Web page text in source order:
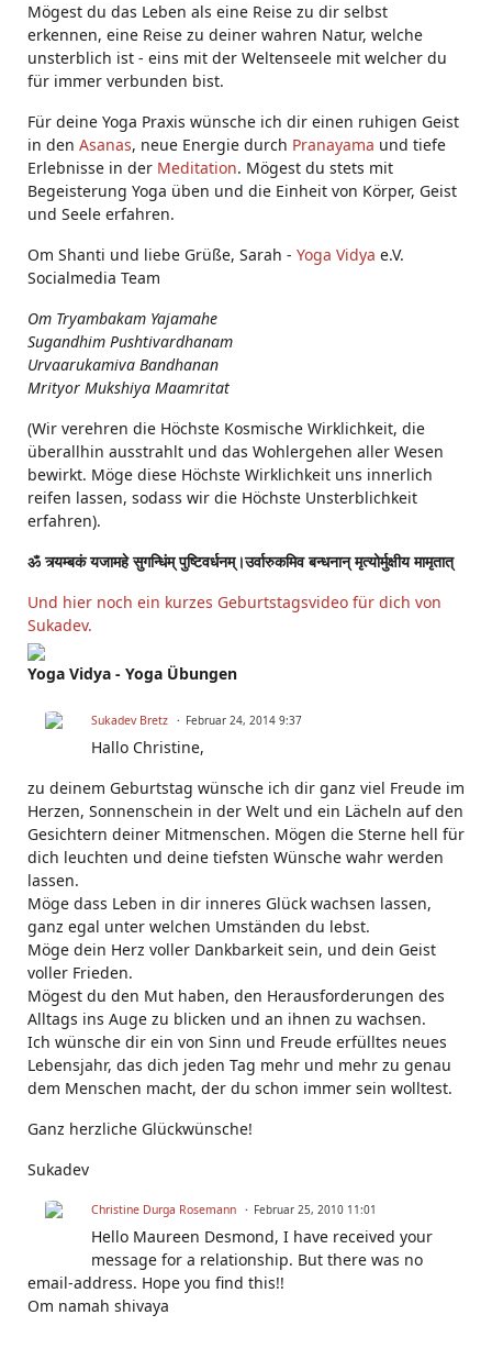
Mögest du das Leben als eine Reise zu dir selbst
erkennen, eine Reise zu deiner wahren Natur, welche
unsterblich ist - eins mit der Weltenseele mit welcher du
für immer verbunden bist.
Für deine Yoga Praxis wünsche ich dir einen ruhigen Geist
in den Asanas, neue Energie durch Pranayama und tiefe
Erlebnisse in der Meditation. Mögest du stets mit
Begeisterung Yoga üben und die Einheit von Körper, Geist
und Seele erfahren.
Om Shanti und liebe Grüße, Sarah - Yoga Vidya e.V.
Socialmedia Team
Om Tryambakam Yajamahe
Sugandhim Pushtivardhanam
Urvaarukamiva Bandhanan
Mrityor Mukshiya Maamritat
(Wir verehren die Höchste Kosmische Wirklichkeit, die
überallhin ausstrahlt und das Wohlergehen aller Wesen
bewirkt. Möge diese Höchste Wirklichkeit uns innerlich
reifen lassen, sodass wir die Höchste Unsterblichkeit
erfahren).
ॐ त्र्यम्बकं यजामहे सुगन्धिंम् पुष्टिवर्धनम्।उर्वारुकमिव बन्धनान् मृत्योर्मुक्षीय मामृतात्
Und hier noch ein kurzes Geburtstagsvideo für dich von
Sukadev.
Yoga Vidya - Yoga Übungen
Sukadev Bretz Februar 24, 2014 9:37
Hallo Christine,
zu deinem Geburtstag wünsche ich dir ganz viel Freude im
Herzen, Sonnenschein in der Welt und ein Lächeln auf den
Gesichtern deiner Mitmenschen. Mögen die Sterne hell für
dich leuchten und deine tiefsten Wünsche wahr werden
lassen.
Möge dass Leben in dir inneres Glück wachsen lassen,
ganz egal unter welchen Umständen du lebst.
Möge dein Herz voller Dankbarkeit sein, und dein Geist
voller Frieden.
Mögest du den Mut haben, den Herausforderungen des
Alltags ins Auge zu blicken und an ihnen zu wachsen.
Ich wünsche dir ein von Sinn und Freude erfülltes neues
Lebensjahr, das dich jeden Tag mehr und mehr zu genau
dem Menschen macht, der du schon immer sein wolltest.
Ganz herzliche Glückwünsche!
Sukadev
Christine Durga Rosemann Februar 25, 2010 11:01
Hello Maureen Desmond, I have received your
message for a relationship. But there was no
email-address. Hope you find this!!
Om namah shivaya